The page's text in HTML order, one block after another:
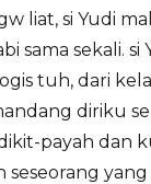
liat, si Yudi
sama sekali. si
tuh, dari
diriku
payah dan
seseorang